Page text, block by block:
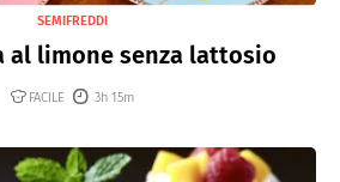
SEMIFREDDI
al limone senza lattosio
FACILE 3h 15m